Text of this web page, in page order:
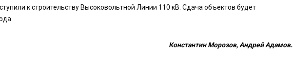
к строительству Высоковольтной Линии 110 кВ. Сдача объектов будет
Константин Морозов, Андрей Адамов.